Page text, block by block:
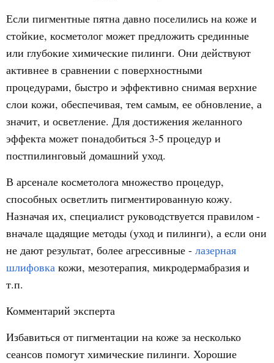
Если пигментные пятна давно поселились на коже и
стойкие, косметолог может предложить срединные
или глубокие химические пилинги. Они действуют
активнее в сравнении с поверхностными
процедурами, быстро и эффективно снимая верхние
слои кожи, обеспечивая, тем самым, ее обновление, а
значит, и осветление. Для достижения желанного
эффекта может понадобиться 3-5 процедур и
постпилинговый домашний уход.
В арсенале косметолога множество процедур,
способных осветлить пигментированную кожу.
Назначая их, специалист руководствуется правилом -
вначале щадящие методы (уход и пилинги), а если они
не дают результат, более агрессивные - лазерная
шлифовка кожи, мезотерапия, микродермабразия и
т.п.
Комментарий эксперта
Избавиться от пигментации на коже за несколько
сеансов помогут химические пилинги. Хорошие